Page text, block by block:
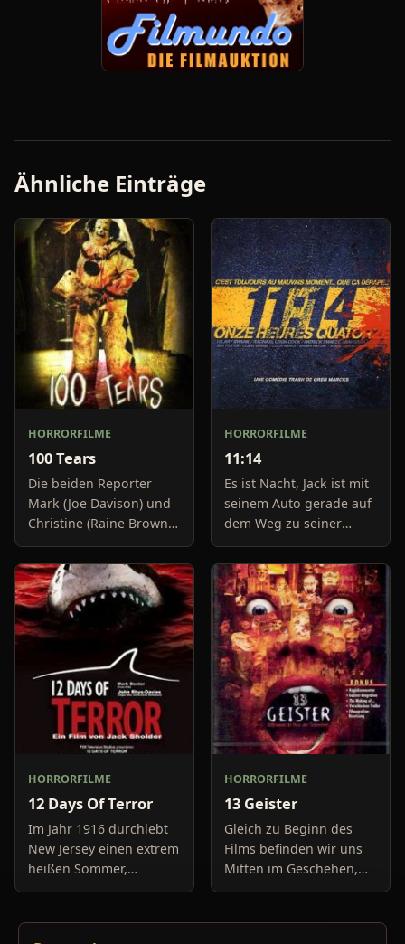
Ähnliche Einträge
HORRORFILME
100 Tears
Die beiden Reporter
Mark (Joe Davison) und
Christine (Raine Brown)
haben keine Lust mehr
auf belanglose
Boulevard-Meldungen
und befassen sich
neuerdings mit Se
HORRORFILME
11:14
Es ist Nacht, Jack ist mit
seinem Auto gerade auf
dem Weg zu seiner
Freundin, um diese
abzuholen. Die Uhr im
Auto springt auf 11:14h,
genau in dem Moment
fäll
HORRORFILME
12 Days Of Terror
Im Jahr 1916 durchlebt
New Jersey einen extrem
heißen Sommer,
während in Europa der
Bewohner eines kleinen
HORRORFILME
13 Geister
Gleich zu Beginn des
Films befinden wir uns
Mitten im Geschehen,
eine Gruppe von Leuten
Cyrus Kriticus und